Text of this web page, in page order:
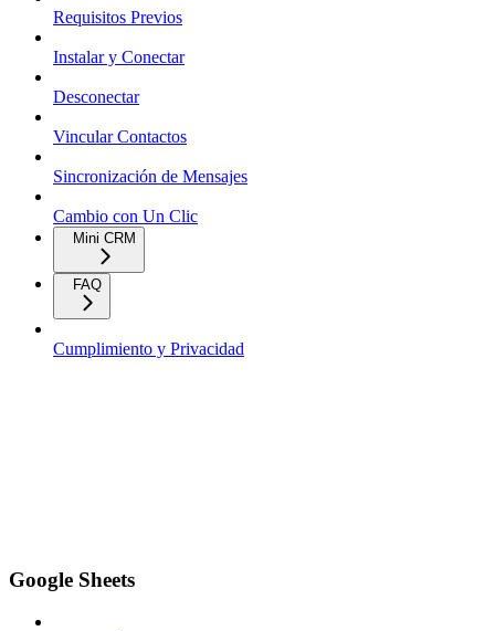
Requisitos Previos
Instalar y Conectar
Desconectar
Vincular Contactos
Sincronización de Mensajes
Cambio con Un Clic
Mini CRM
FAQ
Cumplimiento y Privacidad
Google Sheets